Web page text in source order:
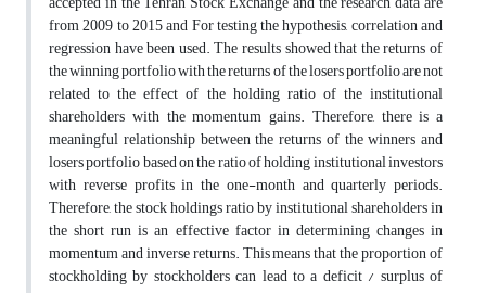
from 2009 to 2015 and For testing the hypothesis, correlation and
regression have been used. The results showed that the returns of
the winning portfolio with the returns of the losers portfolio are not
related to the effect of the holding ratio of the institutional
shareholders with the momentum gains. Therefore, there is a
meaningful relationship between the returns of the winners and
losers portfolio based on the ratio of holding institutional investors
with reverse profits in the one-month and quarterly periods.
Therefore, the stock holdings ratio by institutional shareholders in
the short run is an effective factor in determining changes in
momentum and inverse returns. This means that the proportion of
stockholding by stockholders can lead to a deficit / surplus of